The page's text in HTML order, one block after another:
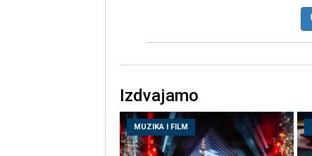
Izdvajamo
MUZIKA I FILM